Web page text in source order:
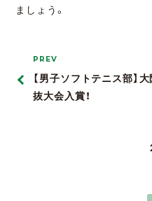
ましょう。
PREV
【男子ソフトテニス部】
抜大会入賞！